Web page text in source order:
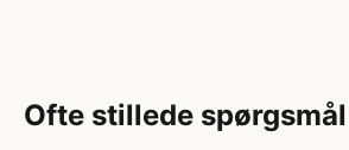
Ofte stillede spørgsmål